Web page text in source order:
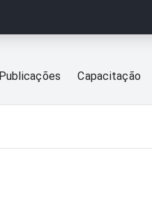
Publicações Capacitação